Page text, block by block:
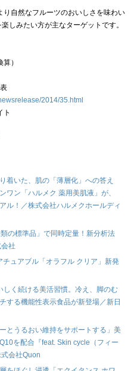
自然なフルーツのおいしさを味わい
しみたい方が主なターゲットです。
）
2014/35.html
ト
着いた、肌の「薄層化」への答え
ワン「ハルメク 薬用美肌液」が、
ル！／株式会社ハルメクホールディ
の標準品」で同時定量！新分析法
社
ュアブル「オラフル クリア」新発
く続ける美活習慣。冷え、脚のむ
する機能性表示食品が新登場／新日
とうるおい維持をサポートする」美
を配合『feat. Skin cycle（フィー
会社Quon